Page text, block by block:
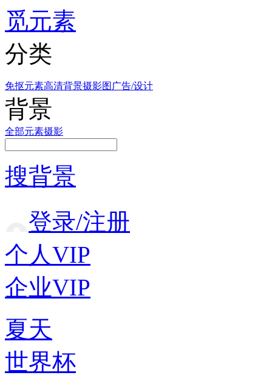
觅元素
分类
免抠元素高清背景摄影图 广告/设计
背景
全部元素摄影
搜背景
登录/注册
个人VIP
企业VIP
夏天
世界杯